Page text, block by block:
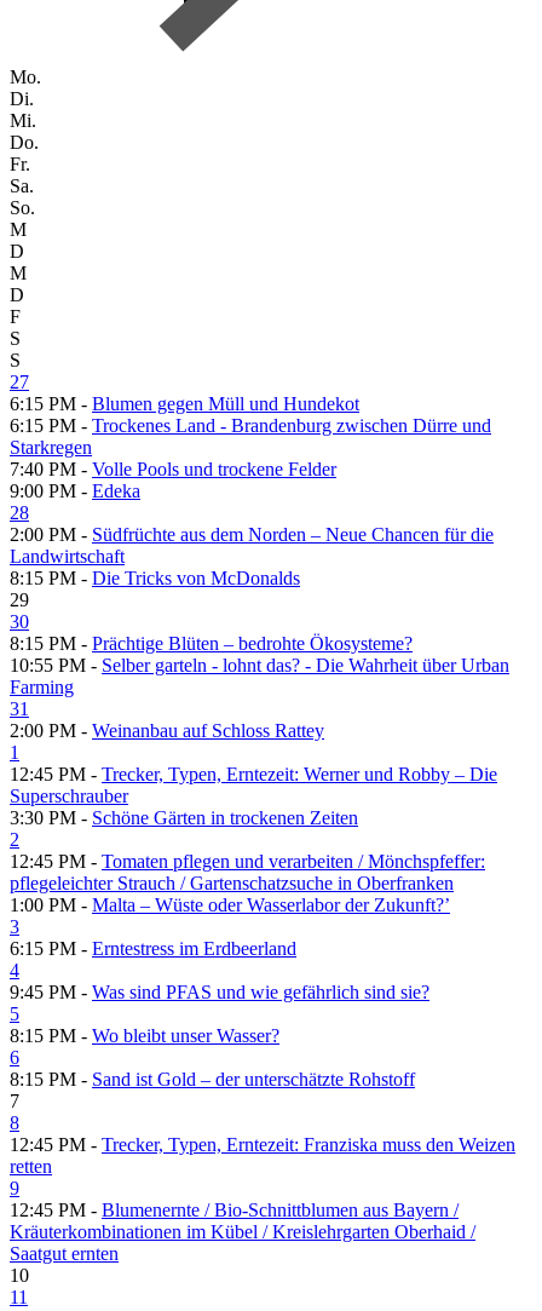
Mo.
Di.
Mi.
Do.
Fr.
Sa.
So.
M
D
M
D
F
S
S
27
6:15 PM - Blumen gegen Müll und Hundekot
6:15 PM - Trockenes Land - Brandenburg zwischen Dürre und
Starkregen
7:40 PM - Volle Pools und trockene Felder
9:00 PM - Edeka
28
2:00 PM - Südfrüchte aus dem Norden – Neue Chancen für die
Landwirtschaft
8:15 PM - Die Tricks von McDonalds
29
30
8:15 PM - Prächtige Blüten – bedrohte Ökosysteme?
10:55 PM - Selber garteln - lohnt das? - Die Wahrheit über Urban
Farming
31
2:00 PM - Weinanbau auf Schloss Rattey
1
12:45 PM - Trecker, Typen, Erntezeit: Werner und Robby – Die
Superschrauber
3:30 PM - Schöne Gärten in trockenen Zeiten
2
12:45 PM - Tomaten pflegen und verarbeiten /​ Mönchspfeffer:
pflegeleichter Strauch /​ Gartenschatzsuche in Oberfranken
1:00 PM - Malta – Wüste oder Wasserlabor der Zukunft?’
3
6:15 PM - Erntestress im Erdbeerland
4
9:45 PM - Was sind PFAS und wie gefährlich sind sie?
5
8:15 PM - Wo bleibt unser Wasser?
6
8:15 PM - Sand ist Gold – der unterschätzte Rohstoff
7
8
12:45 PM - Trecker, Typen, Erntezeit: Franziska muss den Weizen
retten
9
12:45 PM - Blumenernte /​ Bio-Schnittblumen aus Bayern /​
Kräuterkombinationen im Kübel /​ Kreislehrgarten Oberhaid /​
Saatgut ernten
10
11